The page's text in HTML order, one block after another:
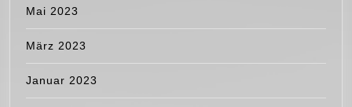
Mai 2023
März 2023
Januar 2023